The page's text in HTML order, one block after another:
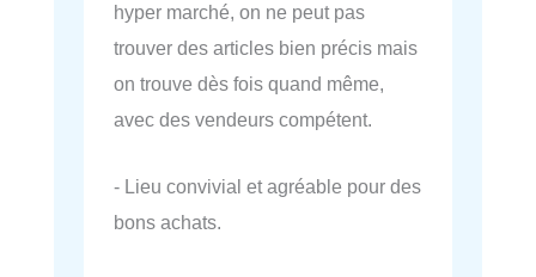
hyper marché, on ne peut pas
trouver des articles bien précis mais
on trouve dès fois quand même,
avec des vendeurs compétent.
- Lieu convivial et agréable pour des
bons achats.